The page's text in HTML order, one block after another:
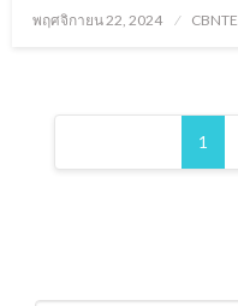
Posted
พฤศจิกายน 22, 2024
Posts
1